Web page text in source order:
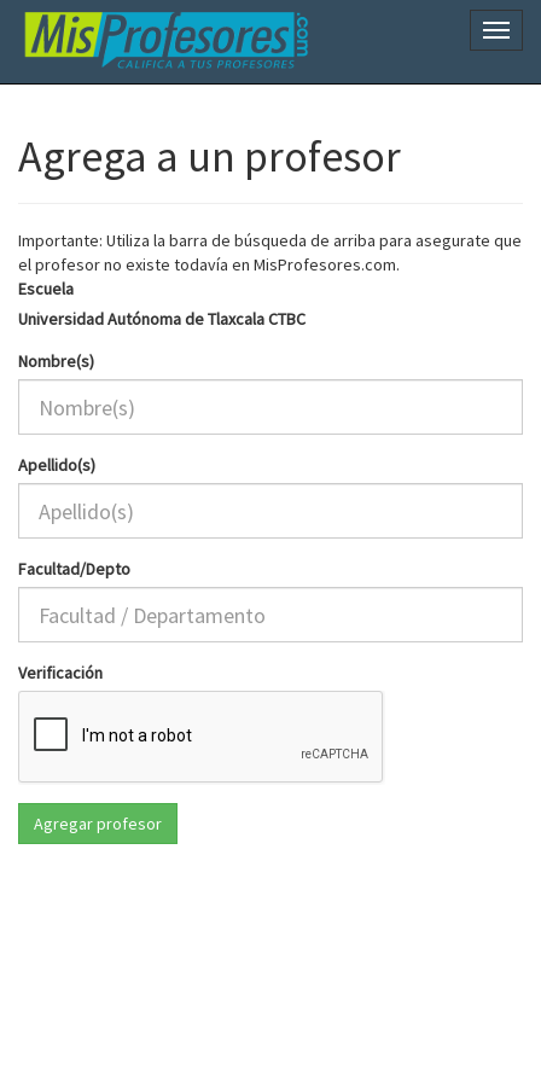
Agrega a un profesor
Importante: Utiliza la barra de búsqueda de arriba para asegurate que
el profesor no existe todavía en MisProfesores.com.
Escuela
Universidad Autónoma de Tlaxcala CTBC
Nombre(s)
Apellido(s)
Facultad/Depto
Verificación